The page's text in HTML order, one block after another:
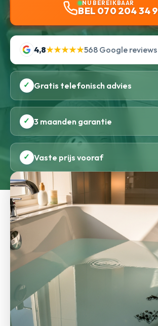
NU BEREIKBAAR
BEL 070 204 34
4,8★★★★★568 Google reviews
✓ Gratis telefonisch advies
✓ 3 maanden garantie
✓ Vaste prijs vooraf